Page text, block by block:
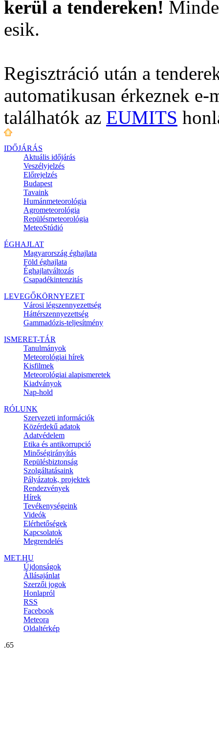
kerül a tendereken!
esik.
Regisztráció után a
automatikusan érkeznek
találhatók az EUMITS
IDŐJÁRÁS
Aktuális időjárás
Veszélyjelzés
Előrejelzés
Budapest
Tavaink
Humánmeteorológia
Agrometeorológia
Repülésmeteorológia
MeteoStúdió
ÉGHAJLAT
Magyarország éghajlata
Föld éghajlata
Éghajlatváltozás
Csapadékintenzitás
LEVEGŐKÖRNYEZET
Városi légszennyezettség
Háttérszennyezettség
Gammadózis-teljesítmény
ISMERET-TÁR
Tanulmányok
Meteorológiai hírek
Kisfilmek
Meteorológiai alapismeretek
Kiadványok
Nap-hold
RÓLUNK
Szervezeti információk
Közérdekű adatok
Adatvédelem
Etika és antikorrupció
Minőségirányítás
Repülésbiztonság
Szolgáltatásaink
Pályázatok, projektek
Rendezvények
Hírek
Tevékenységeink
Videók
Elérhetőségek
Kapcsolatok
Megrendelés
MET.HU
Újdonságok
Állásajánlat
Szerzői jogok
Honlapról
RSS
Facebook
Meteora
Oldaltérkép
.65